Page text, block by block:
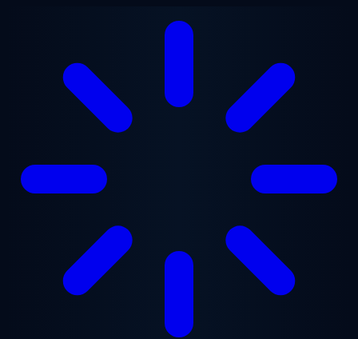
Перейти к основному содержанию